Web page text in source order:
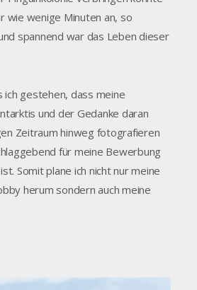
wie wenige Minuten an, so
spannend war das Leben dieser
ich gestehen, dass meine
und der Gedanke daran
Zeitraum hinweg fotografieren
für meine Bewerbung
Somit plane ich nicht nur meine
herum sondern auch meine